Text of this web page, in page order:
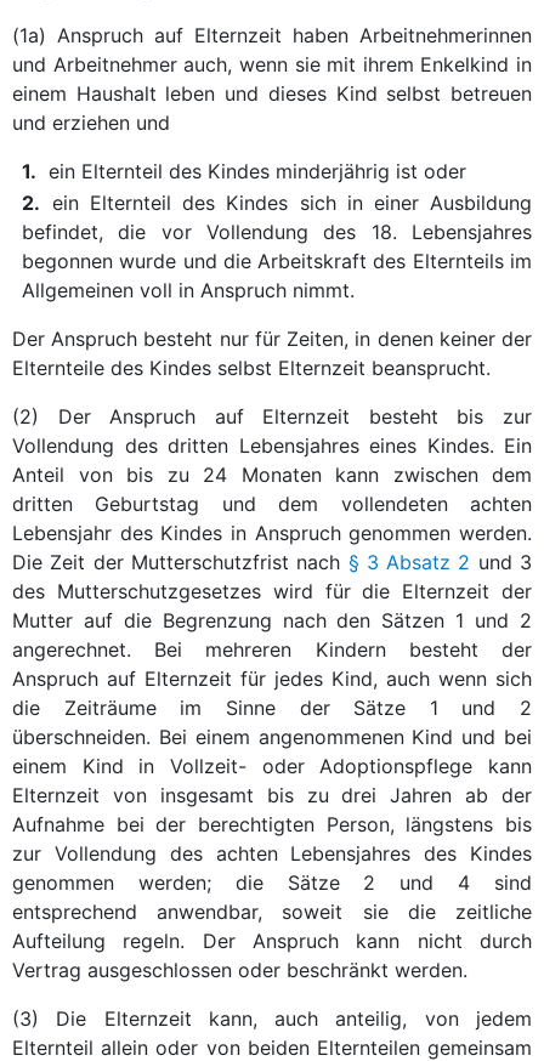
(1a) Anspruch auf Elternzeit haben Arbeitnehmerinnen
und Arbeitnehmer auch, wenn sie mit ihrem Enkelkind in
einem Haushalt leben und dieses Kind selbst betreuen
und erziehen und
1. ein Elternteil des Kindes minderjährig ist oder
2. ein Elternteil des Kindes sich in einer Ausbildung
befindet, die vor Vollendung des 18. Lebensjahres
begonnen wurde und die Arbeitskraft des Elternteils im
Allgemeinen voll in Anspruch nimmt.
Der Anspruch besteht nur für Zeiten, in denen keiner der
Elternteile des Kindes selbst Elternzeit beansprucht.
(2) Der Anspruch auf Elternzeit besteht bis zur
Vollendung des dritten Lebensjahres eines Kindes. Ein
Anteil von bis zu 24 Monaten kann zwischen dem
dritten Geburtstag und dem vollendeten achten
Lebensjahr des Kindes in Anspruch genommen werden.
Die Zeit der Mutterschutzfrist nach § 3 Absatz 2 und 3
des Mutterschutzgesetzes wird für die Elternzeit der
Mutter auf die Begrenzung nach den Sätzen 1 und 2
angerechnet. Bei mehreren Kindern besteht der
Anspruch auf Elternzeit für jedes Kind, auch wenn sich
die Zeiträume im Sinne der Sätze 1 und 2
überschneiden. Bei einem angenommenen Kind und bei
einem Kind in Vollzeit- oder Adoptionspflege kann
Elternzeit von insgesamt bis zu drei Jahren ab der
Aufnahme bei der berechtigten Person, längstens bis
zur Vollendung des achten Lebensjahres des Kindes
genommen werden; die Sätze 2 und 4 sind
entsprechend anwendbar, soweit sie die zeitliche
Aufteilung regeln. Der Anspruch kann nicht durch
Vertrag ausgeschlossen oder beschränkt werden.
(3) Die Elternzeit kann, auch anteilig, von jedem
Elternteil allein oder von beiden Elternteilen gemeinsam